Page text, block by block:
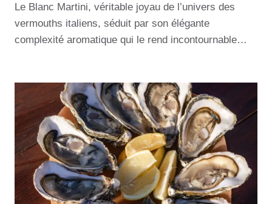
Le Blanc Martini, véritable joyau de l’univers des
vermouths italiens, séduit par son élégante
complexité aromatique qui le rend incontournable…